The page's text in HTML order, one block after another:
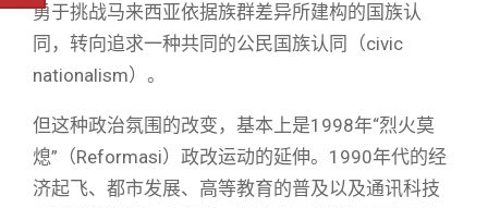
勇于挑战马来西亚依据族群差异所建构的国族认
同，转向追求一种共同的公民国族认同（civic
nationalism）。
但这种政治氛围的改变，基本上是1998年“烈火莫
熄”（Reformasi）政改运动的延伸。1990年代的经
济起飞、都市发展、高等教育的普及以及通讯科技